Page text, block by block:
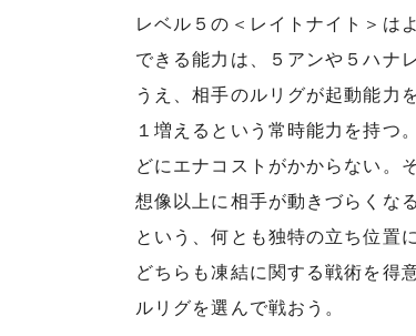
レベル５の＜レイトナイト＞は
できる能力は、５アンや５ハナ
うえ、相手のルリグが起動能力
１増えるという常時能力を持つ
どにエナコストがかからない。
想像以上に相手が動きづらくな
という、何とも独特の立ち位置
どちらも凍結に関する戦術を得
ルリグを選んで戦おう。